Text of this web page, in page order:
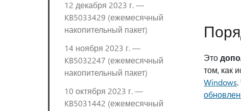
12 декабря 2023 г. —
KB5033429 (ежемесячный
накопительный пакет)
14 ноября 2023 г. —
KB5032247 (ежемесячный
накопительный пакет)
10 октября 2023 г. —
KB5031442 (ежемесячный
Это
том, как
Windows